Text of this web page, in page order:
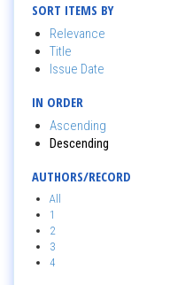
SORT ITEMS BY
Relevance
Title
Issue Date
IN ORDER
Ascending
Descending
AUTHORS/RECORD
All
1
2
3
4